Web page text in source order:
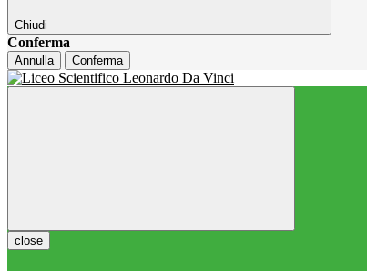
Chiudi
Conferma
Annulla Conferma
close